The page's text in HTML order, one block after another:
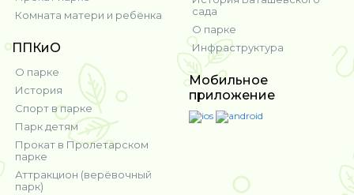
Комната матери и ребёнка
ППКиО
О парке
История
Спорт в парке
Парк детям
Прокат в Пролетарском
парке
Аттракцион (верёвочный
парк)
сада
О парке
Инфраструктура
Мобильное
приложение